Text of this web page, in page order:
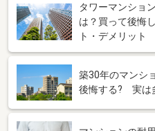
タワーマンショ
は？買って後悔
ト・デメリット
築30年のマンシ
後悔する? 実は